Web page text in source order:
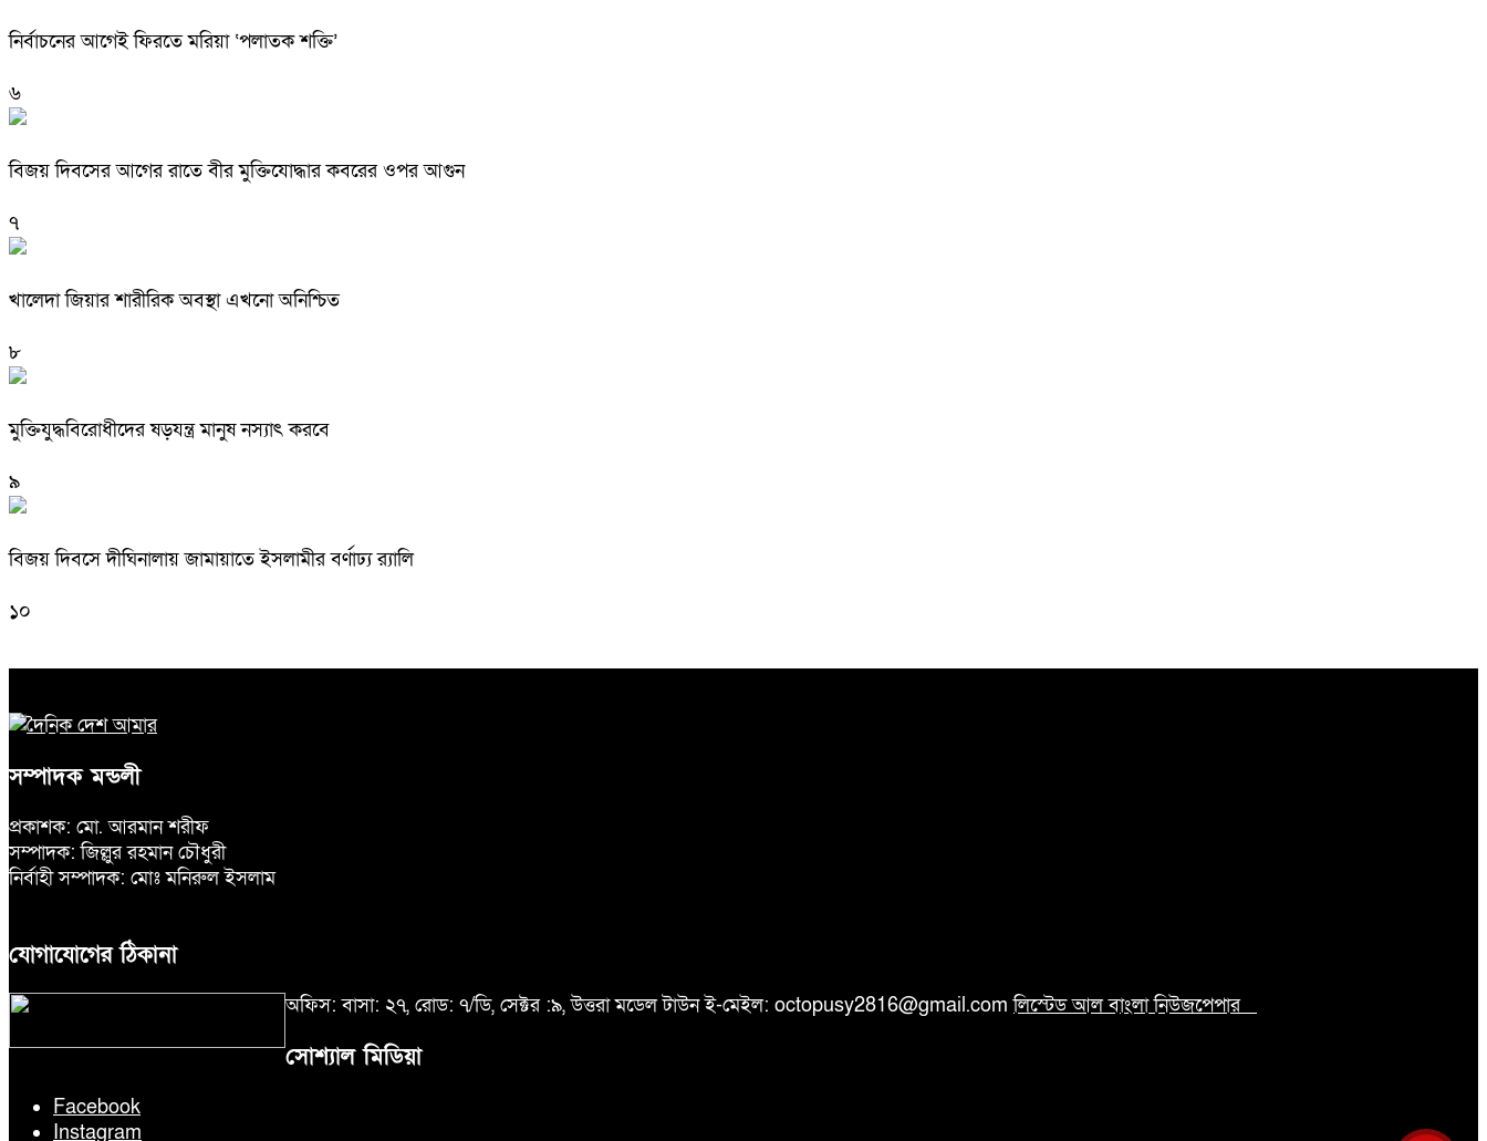
নির্বাচনের আগেই ফিরতে মরিয়া ‘পলাতক শক্তি’
৬
বিজয় দিবসের আগের রাতে বীর মুক্তিযোদ্ধার কবরের ওপর আগুন
৭
খালেদা জিয়ার শারীরিক অবস্থা এখনো অনিশ্চিত
৮
মুক্তিযুদ্ধবিরোধীদের ষড়যন্ত্র মানুষ নস্যাৎ করবে
৯
বিজয় দিবসে দীঘিনালায় জামায়াতে ইসলামীর বর্ণাঢ্য র‍্যালি
১০
সম্পাদক মন্ডলী
প্রকাশক: মো. আরমান শরীফ
সম্পাদক: জিল্লুর রহমান চৌধুরী
নির্বাহী সম্পাদক: মোঃ মনিরুল ইসলাম
যোগাযোগের ঠিকানা
অফিস: বাসা: ২৭, রোড: ৭/ডি, সেক্টর :৯, উত্তরা মডেল টাউন ই-মেইল: octopusy2816@gmail.comলিস্টেড আল বাংলা নিউজপেপার
সোশ্যাল মিডিয়া
Facebook
Instagram